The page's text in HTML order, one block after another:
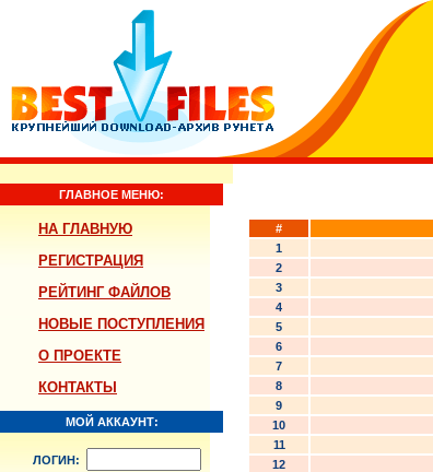
ГЛАВНОЕ МЕНЮ:
НА ГЛАВНУЮ
РЕГИСТРАЦИЯ
РЕЙТИНГ ФАЙЛОВ
НОВЫЕ ПОСТУПЛЕНИЯ
О ПРОЕКТЕ
КОНТАКТЫ
МОЙ АККАУНТ:
ЛОГИН:
#
1
2
3
4
5
6
7
8
9
10
11
12